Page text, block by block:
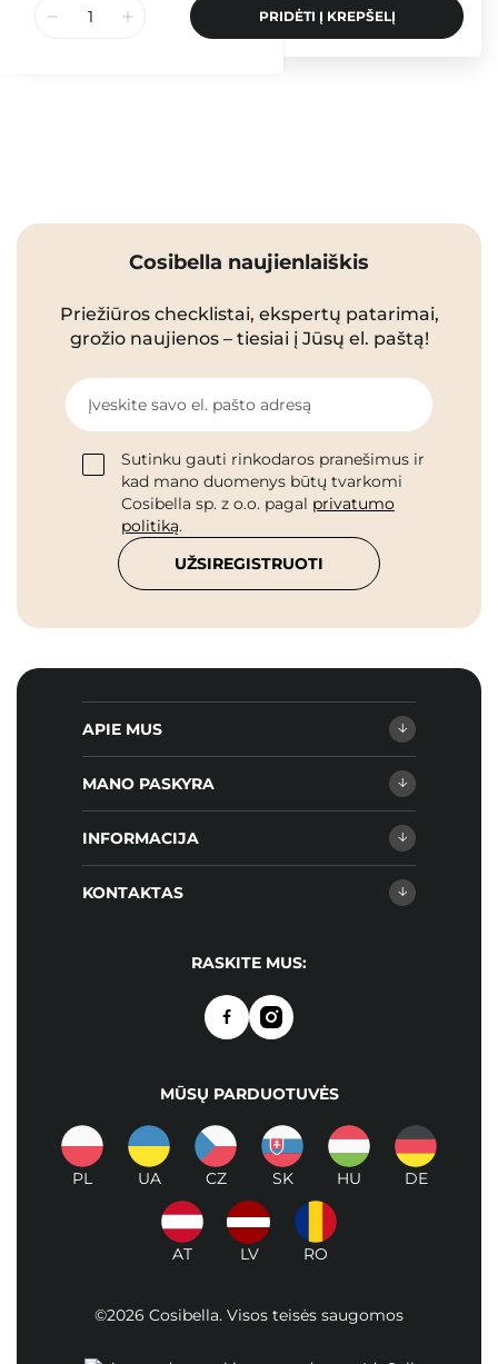
PRIDĖTI Į KREPŠELĮ
Cosibella naujienlaiškis
Priežiūros checklistai, ekspertų patarimai,
grožio naujienos – tiesiai į Jūsų el. paštą!
Įveskite savo el. pašto adresą
Sutinku gauti rinkodaros pranešimus ir
kad mano duomenys būtų tvarkomi
Cosibella sp. z o.o. pagal privatumo
politiką.
UŽSIREGISTRUOTI
APIE MUS
MANO PASKYRA
INFORMACIJA
KONTAKTAS
RASKITE MUS:
MŪSŲ PARDUOTUVĖS
PL UA CZ SK HU DE
AT LV RO
©2026 Cosibella. Visos teisės saugomos